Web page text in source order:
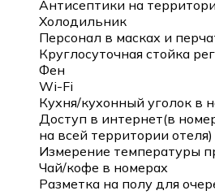
Антисептики на
Холодильник
Персонал в масках и
Круглосуточная стойка
Фен
Wi-Fi
Кухня/кухонный уголок в
Доступ в интернет(в
на всей территории отеля)
Измерение температуры
Чай/кофе в номерах
Разметка на полу для